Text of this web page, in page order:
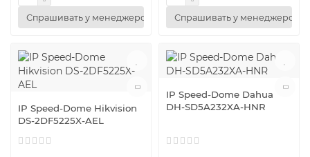
Спрашивать у менеджеров Спрашивать у менеджеров
IP Speed-Dome Hikvision
DS-2DF5225X-AEL
IP Speed-Dome Dahua
DH-SD5A232XA-HNR